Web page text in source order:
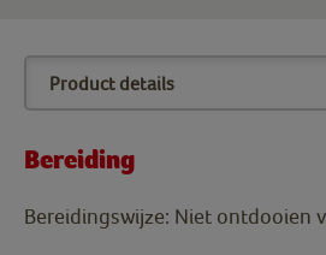
Bereiding
Bereidingswijze: Niet ontdooien